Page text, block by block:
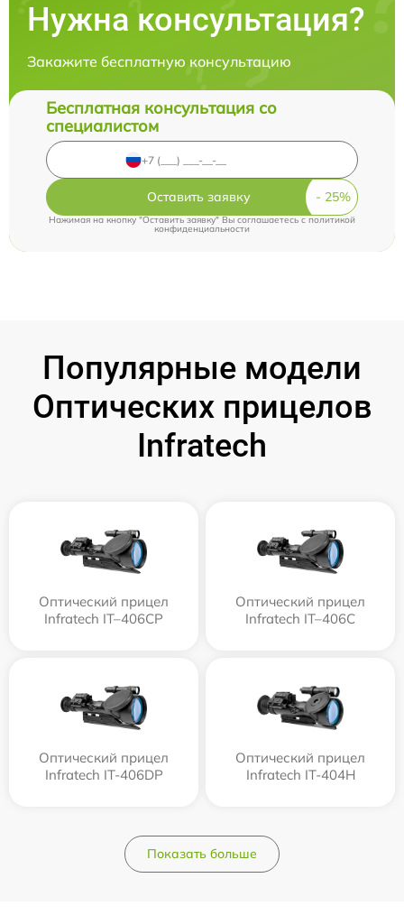
Нужна консультация?
Закажите бесплатную консультацию
Бесплатная консультация со
специалистом
Оставить заявку
Нажимая на кнопку "Оставить заявку" Вы соглашаетесь cполитикой
конфиденциальности
Популярные модели
Оптических прицелов
Infratech
Оптический прицел
Infratech IT–406СP
Оптический прицел
Infratech IT–406С
Оптический прицел
Infratech IT-406DP
Оптический прицел
Infratech IT-404H
Показать больше